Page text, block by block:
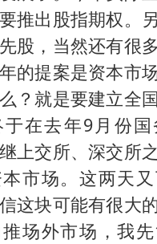
推出股指期权。
股，当然还有很
的提案是资本市
？就是要建立全
在去年9月份
上交所、深交所
市场。这两天
这块可能有很大
场外市场，我